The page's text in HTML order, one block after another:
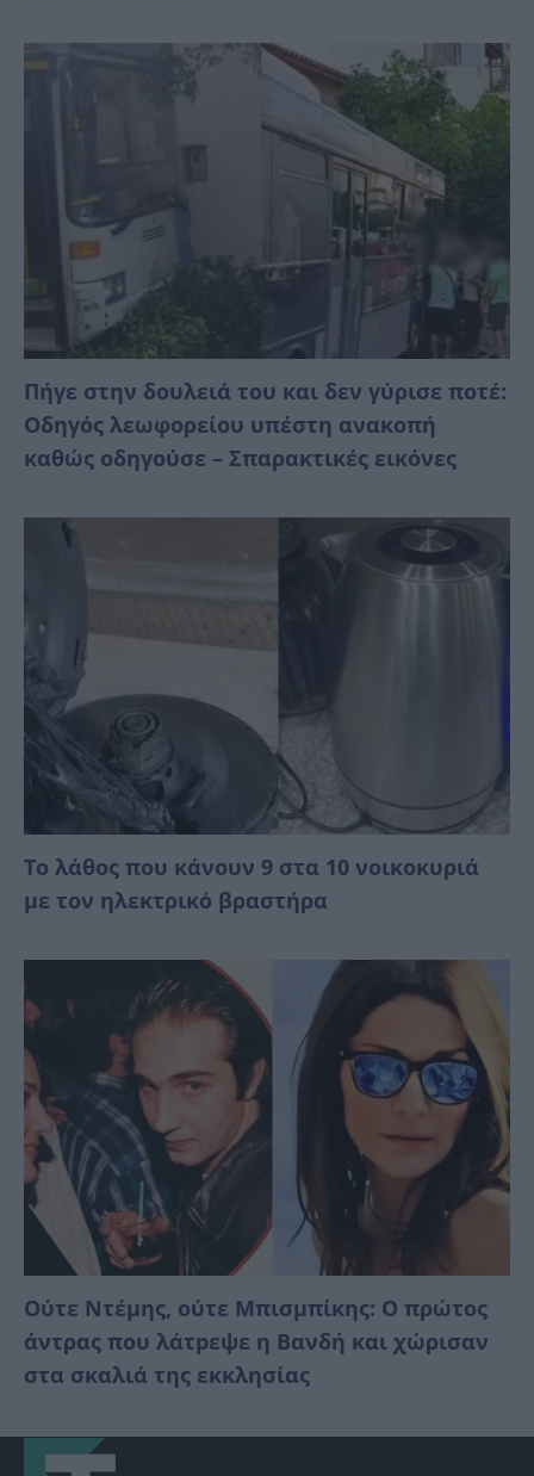
Πήγε στην δουλειά του και δεν γύρισε ποτέ:
Οδηγός λεωφορείου υπέστη ανακοπή
καθώς οδηγούσε – Σπαρακτικές εικόνες
Το λάθος που κάνουν 9 στα 10 νοικοκυριά
με τον ηλεκτρικό βραστήρα
Ούτε Ντέμης, ούτε Μπισμπίκης: Ο πρώτος
άντρας που λάτpεψε η Βανδή και χώρισαν
στα σκαλιά της εκκλησίας